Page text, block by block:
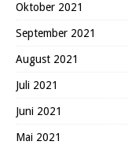
Oktober 2021
September 2021
August 2021
Juli 2021
Juni 2021
Mai 2021